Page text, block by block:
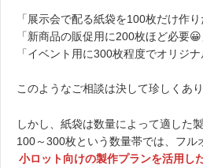
「展示会で配る紙袋を100枚だけ作り
「新商品の販促用に200枚ほど必要😀
「イベント用に300枚程度でオリジナ
このようなご相談は決して珍しくあり
しかし、紙袋は数量によって適した
100～300枚という数量帯では、フル
小ロット向けの製作プランを活用し